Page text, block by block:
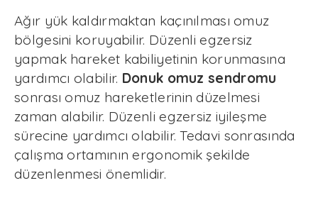
Ağır yük kaldırmaktan kaçınılması omuz
bölgesini koruyabilir. Düzenli egzersiz
yapmak hareket kabiliyetinin korunmasına
yardımcı olabilir. Donuk omuz sendromu
sonrası omuz hareketlerinin düzelmesi
zaman alabilir. Düzenli egzersiz iyileşme
sürecine yardımcı olabilir. Tedavi sonrasında
çalışma ortamının ergonomik şekilde
düzenlenmesi önemlidir.